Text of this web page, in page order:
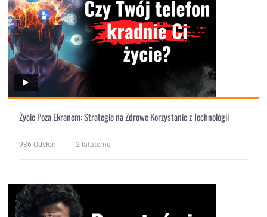
Życie Poza Ekranem: Strategie na Zdrowe Korzystanie z Technologii
936 Odsłon 2 latatemu